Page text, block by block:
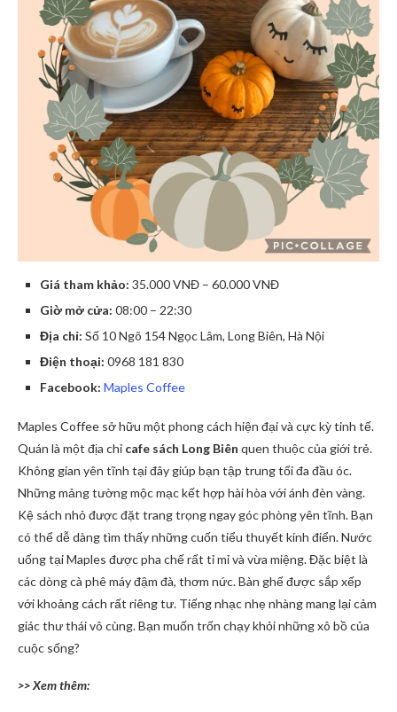
Giá tham khảo: 35.000 VNĐ – 60.000 VNĐ
Giờ mở cửa: 08:00 – 22:30
Địa chỉ: Số 10 Ngõ 154 Ngọc Lâm, Long Biên, Hà Nội
Điện thoại: 0968 181 830
Facebook: Maples Coffee
Maples Coffee sở hữu một phong cách hiện đại và cực kỳ tinh tế.
Quán là một địa chỉ cafe sách Long Biên quen thuộc của giới trẻ.
Không gian yên tĩnh tại đây giúp bạn tập trung tối đa đầu óc.
Những mảng tường mộc mạc kết hợp hài hòa với ánh đèn vàng.
Kệ sách nhỏ được đặt trang trọng ngay góc phòng yên tĩnh. Bạn
có thể dễ dàng tìm thấy những cuốn tiểu thuyết kinh điển. Nước
uống tại Maples được pha chế rất tỉ mỉ và vừa miệng. Đặc biệt là
các dòng cà phê máy đậm đà, thơm nức. Bàn ghế được sắp xếp
với khoảng cách rất riêng tư. Tiếng nhạc nhẹ nhàng mang lại cảm
giác thư thái vô cùng. Bạn muốn trốn chạy khỏi những xô bồ của
cuộc sống?
>> Xem thêm: